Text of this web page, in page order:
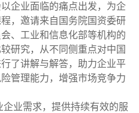
业面临的痛点出发，为企
，邀请来自国务院国资委研
、工业和信息化部等机构的
研究，从不同侧重点对中国
了讲解与解答，助力企业平
管理能力，增强市场竞争力
业需求，提供持续有效的服